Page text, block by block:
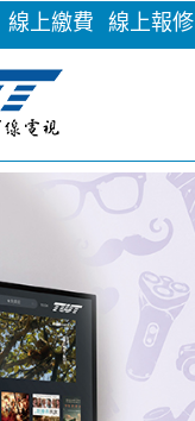
線上繳費 線上報修